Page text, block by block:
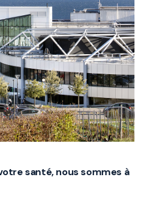
santé, nous sommes à